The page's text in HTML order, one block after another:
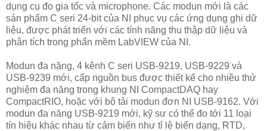
dụng cụ đo gia tốc và microphone. Các modun mới là các
sản phẩm C seri 24-bit của NI phục vụ các ứng dụng ghi dữ
liệu, được phát triển với các tính năng thu thập dữ liệu và
phân tích trong phẩn mềm LabVIEW của NI.
Modun đa năng, 4 kênh C seri USB-9219, USB-9229 và
USB-9239 mới, cấp nguồn bus được thiết kế cho nhiều thử
nghiệm đa năng trong khung NI CompactDAQ hay
CompactRIO, hoặc với bộ tải modun đơn NI USB-9162. Với
modun đa năng USB-9219 mới, kỹ sư có thể đo tới 11 loại
tín hiệu khác nhau từ cảm biến như tỉ lệ biến dạng, RTD,